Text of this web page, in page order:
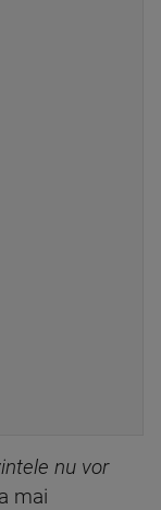
nu vor
mai